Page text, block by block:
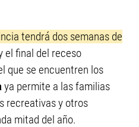
tendrá dos semanas de
el final del receso
que se encuentren los
ya permite a las familias
recreativas y otros
mitad del año.